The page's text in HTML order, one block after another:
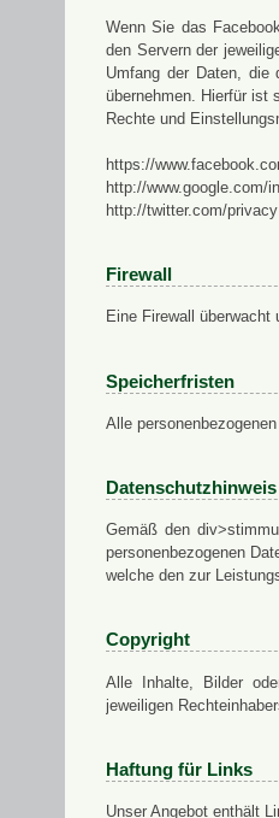
Wenn Sie das
den Servern der
Umfang der Daten, die
übernehmen. Hierfür ist
Rechte und
https://
http://www.google.com/
http://twitter.com/privacy
Firewall
Eine Firewall
Speicherfristen
Alle
Datenschutzhinweis
Gemäß den
personenbezogenen
welche den zur
Copyright
Alle Inhalte, Bilder
jeweiligen
Haftung für Links
Unser Angebot enthält